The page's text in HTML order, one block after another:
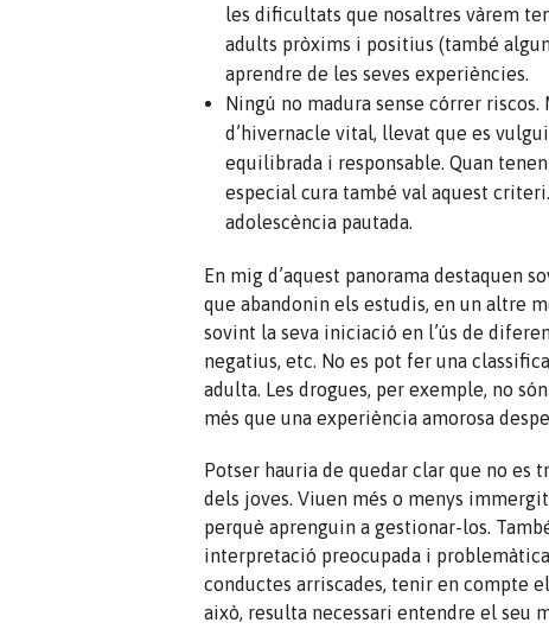
les dificultats que nosaltres vàrem
adults pròxims i positius (també
aprendre de les seves experiències.
Ningú no madura sense córrer
d’hivernacle vital, llevat que es
equilibrada i responsable. Quan
especial cura també val aquest
adolescència pautada.
En mig d’aquest panorama destaquen
que abandonin els estudis, en un altre
sovint la seva iniciació en l’ús de
negatius, etc. No es pot fer una
adulta. Les drogues, per exemple, no
més que una experiència amorosa
Potser hauria de quedar clar que no es
dels joves. Viuen més o menys
perquè aprenguin a gestionar-los.
interpretació preocupada i
conductes arriscades, tenir en compte
això, resulta necessari entendre el seu